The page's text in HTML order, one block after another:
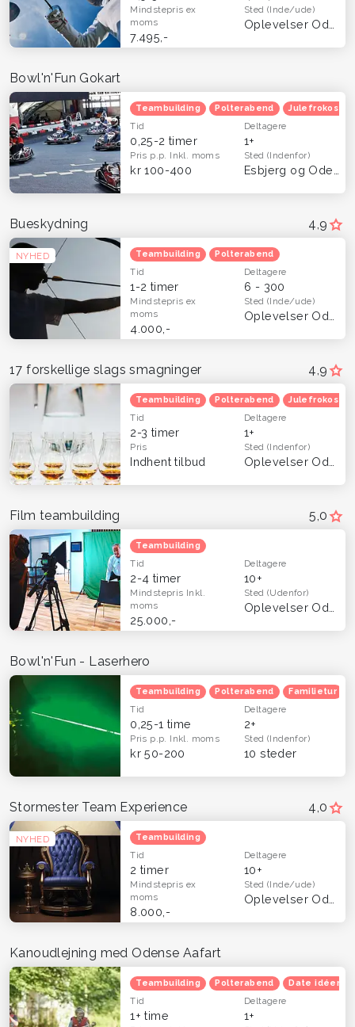
Mindstepris ex
moms
7.495,-
Sted(Inde/ude)
Bowl'n'Fun Gokart
Teambuilding Polterabend Julefrokost
Tid
0,25-2 timer
Deltagere
1+
Pris p.p. Inkl. moms
kr 100-400
Sted(Indenfor)
4,9
NYHED
Bueskydning
Teambuilding Polterabend
Tid
1-2 timer
Deltagere
6 - 300
Mindstepris ex
moms
4.000,-
Sted(Inde/ude)
4,9
17 forskellige slags smagninger
Teambuilding Polterabend Julefrokost
Tid
2-3 timer
Deltagere
1+
Pris
Indhent tilbud
Sted(Indenfor)
5,0
Film teambuilding
Teambuilding
Tid
2-4 timer
Deltagere
10+
Mindstepris Inkl.
moms
25.000,-
Sted(Udenfor)
Bowl'n'Fun - Laserhero
Teambuilding Polterabend Familietur
Tid
0,25-1 time
Deltagere
2+
Pris p.p. Inkl. moms
kr 50-200
Sted(Indenfor)
10 steder
4,0
NYHED
Stormester Team Experience
Teambuilding
Tid
2 timer
Deltagere
10+
Mindstepris ex
moms
8.000,-
Sted(Inde/ude)
Kanoudlejning med Odense Aafart
Teambuilding Polterabend Date idéer
Tid
1+ time
Deltagere
1+